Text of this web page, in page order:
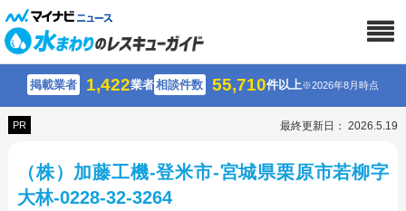
掲載業者 1,422業者相談件数 55,710件以上※2026年8月時点
PR 最終更新日： 2026.5.19
（株）加藤工機-登米市-宮城県栗原市若柳字
大林-0228-32-3264